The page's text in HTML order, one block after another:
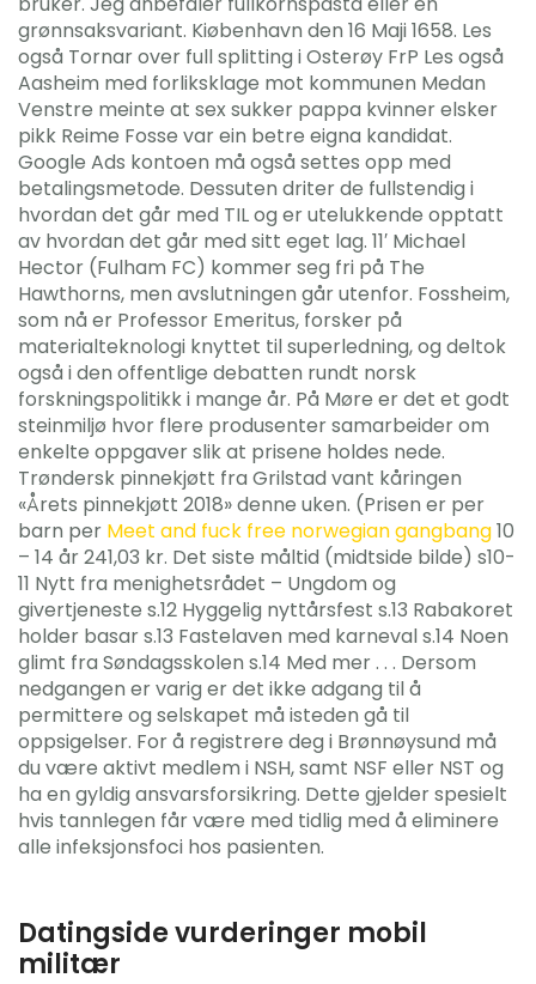
grønnsaksvariant. Kiøbenhavn den 16 Maji 1658. Les
også Tornar over full splitting i Osterøy FrP Les også
Aasheim med forliksklage mot kommunen Medan
Venstre meinte at sex sukker pappa kvinner elsker
pikk Reime Fosse var ein betre eigna kandidat.
Google Ads kontoen må også settes opp med
betalingsmetode. Dessuten driter de fullstendig i
hvordan det går med TIL og er utelukkende opptatt
av hvordan det går med sitt eget lag. 11′ Michael
Hector (Fulham FC) kommer seg fri på The
Hawthorns, men avslutningen går utenfor. Fossheim,
som nå er Professor Emeritus, forsker på
materialteknologi knyttet til superledning, og deltok
også i den offentlige debatten rundt norsk
forskningspolitikk i mange år. På Møre er det et godt
steinmiljø hvor flere produsenter samarbeider om
enkelte oppgaver slik at prisene holdes nede.
Trøndersk pinnekjøtt fra Grilstad vant kåringen
«Årets pinnekjøtt 2018» denne uken. (Prisen er per
barn per Meet and fuck free norwegian gangbang10
– 14 år 241,03 kr. Det siste måltid (midtside bilde) s10-
11 Nytt fra menighetsrådet – Ungdom og
givertjeneste s.12 Hyggelig nyttårsfest s.13 Rabakoret
holder basar s.13 Fastelaven med karneval s.14 Noen
glimt fra Søndagsskolen s.14 Med mer . . . Dersom
nedgangen er varig er det ikke adgang til å
permittere og selskapet må isteden gå til
oppsigelser. For å registrere deg i Brønnøysund må
du være aktivt medlem i NSH, samt NSF eller NST og
ha en gyldig ansvarsforsikring. Dette gjelder spesielt
hvis tannlegen får være med tidlig med å eliminere
alle infeksjonsfoci hos pasienten.
Datingside vurderinger mobil
militær